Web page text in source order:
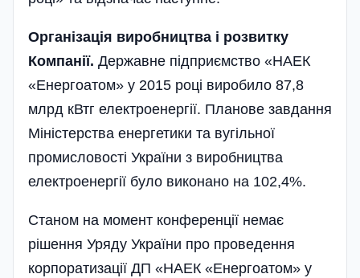
Організація виробництва і розвитку
Компанії. Державне підприємство «НАЕК
«Енергоатом» у 2015 році виробило 87,8
млрд кВтг електроенергії. Планове завдання
Міністерства енергетики та вугільної
промисловості України з виробництва
електроенергії було виконано на 102,4%.
Станом на момент конференції немає
рішення Уряду України про проведення
корпоратизації ДП «НАЕК «Енергоатом» у